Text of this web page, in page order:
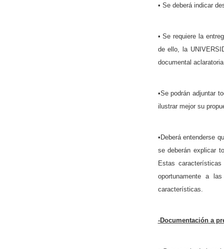
• Se deberá indicar
• Se requiere la
de ello, la
documental
•Se podrán adjuntar
ilustrar mejor su
•Deberá entenderse
se deberán explicar
Estas
oportunamente a
características.
-Documentación a